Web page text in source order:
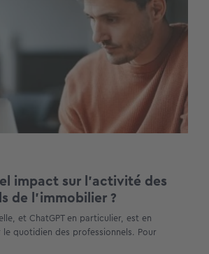
impact sur l’activité des
de l’immobilier ?
et ChatGPT en particulier, est en
quotidien des professionnels. Pour